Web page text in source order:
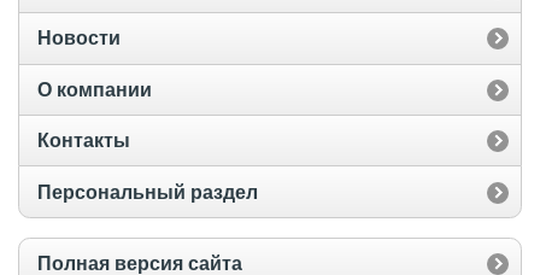
Новости
О компании
Контакты
Персональный раздел
Полная версия сайта